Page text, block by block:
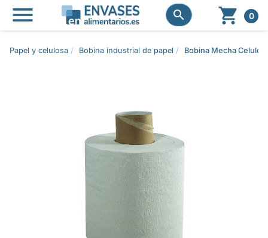
 
  0
Papel y celulosa Bobina industrial de papel Bobina Mecha